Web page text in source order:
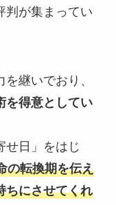
判が集まってい
継いでおり、
を得意としてい
せ日」をはじ
の転換期を伝え
ちにさせてくれ